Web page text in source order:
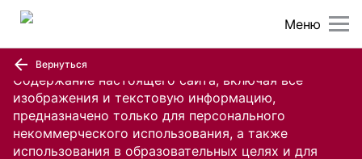
Содержание настоящего сайта, включая все
изображения и текстовую информацию,
предназначено только для персонального
некоммерческого использования, а также
использования в образовательных целях и для
Меню
Вернуться